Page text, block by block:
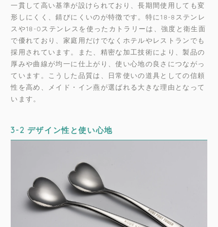
一貫して高い基準が設けられており、長期間使用しても変
形しにくく、錆びにくいのが特徴です。特に18-8ステンレ
スや18-0ステンレスを使ったカトラリーは、強度と衛生面
で優れており、家庭用だけでなくホテルやレストランでも
採用されています。また、精密な加工技術により、製品の
厚みや曲線が均一に仕上がり、使い心地の良さにつながっ
ています。こうした品質は、日常使いの道具としての信頼
性を高め、メイド・イン燕が選ばれる大きな理由となって
います。
3-2 デザイン性と使い心地